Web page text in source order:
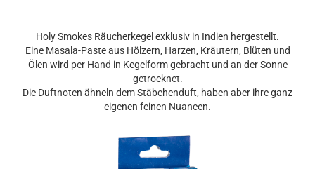
Holy Smokes Räucherkegel exklusiv in Indien hergestellt.
Eine Masala-Paste aus Hölzern, Harzen, Kräutern, Blüten und
Ölen wird per Hand in Kegelform gebracht und an der Sonne
getrocknet.
Die Duftnoten ähneln dem Stäbchenduft, haben aber ihre ganz
eigenen feinen Nuancen.